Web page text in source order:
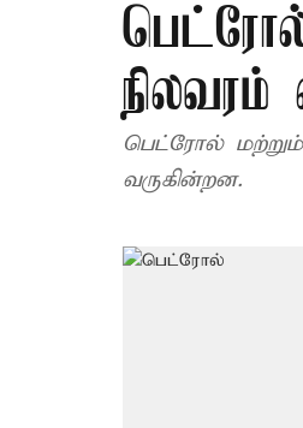
பெட்ரோல்
வருகின்றன.